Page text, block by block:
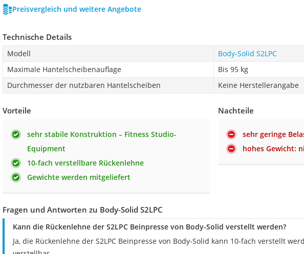
Preisvergleich und weitere Angebote
Technische Details
Modell
Body-Solid S2LPC
Maximale Hantelscheibenauflage
Bis 95 kg
Durchmesser der nutzbaren Hantelscheiben
Keine Herstellerangabe
Vorteile
sehr stabile Konstruktion – Fitness Studio-
Equipment
10-fach verstellbare Rückenlehne
Gewichte werden mitgeliefert
Nachteile
sehr geringe
hohes Gewicht:
Fragen und Antworten zu Body-Solid S2LPC
Kann die Rückenlehne der S2LPC Beinpresse von Body-Solid verstellt werden?
Ja, die Rückenlehne der S2LPC Beinpresse von Body-Solid kann 10-fach verstellt